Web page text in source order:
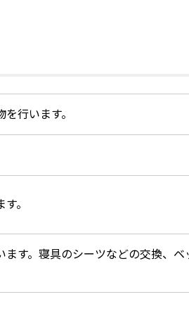
行います。
。
す。寝具のシーツなどの交換、ベ